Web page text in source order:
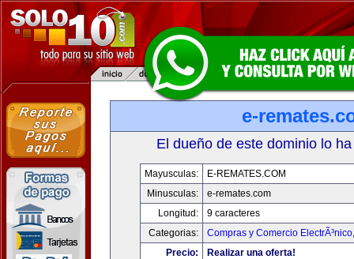
e-
El dueño de este dominio lo
Mayusculas:
E-REMATES.COM
Minusculas:
e-remates.com
Longitud:
9 caracteres
Categorias:
Compras y Comercio ElectrÃ³nico
Precio:
Realizar una oferta!